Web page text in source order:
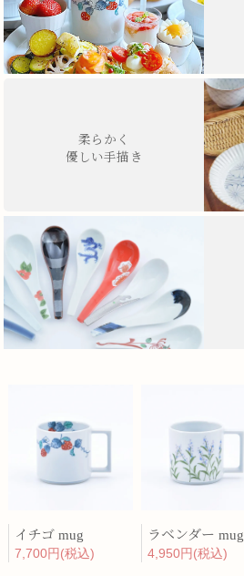
柔らかく
優しい手描き
イチゴ mug
7,700円(税込)
ラベンダー mug
4,950円(税込)